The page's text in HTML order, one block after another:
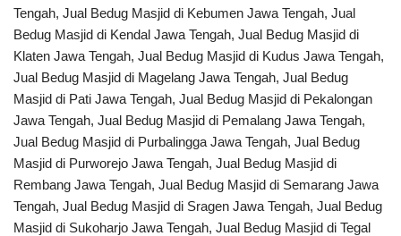
Tengah, Jual Bedug Masjid di Kebumen Jawa Tengah, Jual
Bedug Masjid di Kendal Jawa Tengah, Jual Bedug Masjid di
Klaten Jawa Tengah, Jual Bedug Masjid di Kudus Jawa Tengah,
Jual Bedug Masjid di Magelang Jawa Tengah, Jual Bedug
Masjid di Pati Jawa Tengah, Jual Bedug Masjid di Pekalongan
Jawa Tengah, Jual Bedug Masjid di Pemalang Jawa Tengah,
Jual Bedug Masjid di Purbalingga Jawa Tengah, Jual Bedug
Masjid di Purworejo Jawa Tengah, Jual Bedug Masjid di
Rembang Jawa Tengah, Jual Bedug Masjid di Semarang Jawa
Tengah, Jual Bedug Masjid di Sragen Jawa Tengah, Jual Bedug
Masjid di Sukoharjo Jawa Tengah, Jual Bedug Masjid di Tegal